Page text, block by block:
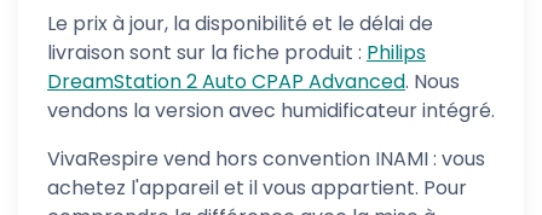
Le prix à jour, la disponibilité et le délai de
livraison sont sur la fiche produit : Philips
DreamStation 2 Auto CPAP Advanced. Nous
vendons la version avec humidificateur intégré.
VivaRespire vend hors convention INAMI : vous
achetez l'appareil et il vous appartient. Pour